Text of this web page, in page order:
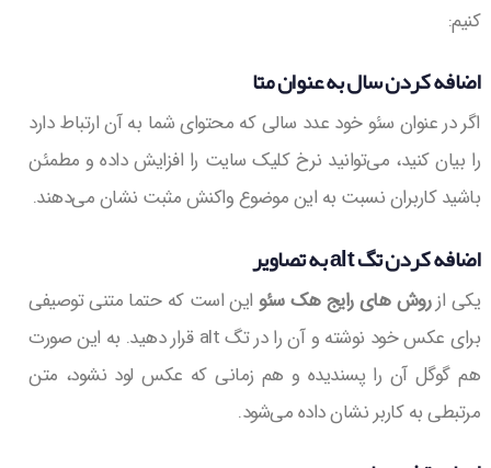
کنیم:
اضافه کردن سال به عنوان متا
اگر در عنوان سئو خود عدد سالی که محتوای شما به آن ارتباط دارد
را بیان کنید، می‌توانید نرخ کلیک سایت را افزایش داده و مطمئن
باشید کاربران نسبت به این موضوع واکنش مثبت نشان می‌دهند.
اضافه کردن تگ alt به تصاویر
یکی ازروش های رایج هک سئو این است که حتما متنی توصیفی
برای عکس خود نوشته و آن را در تگ alt قرار دهید. به این صورت
هم گوگل آن را پسندیده و هم زمانی که عکس لود نشود، متن
مرتبطی به کاربر نشان داده می‌شود.